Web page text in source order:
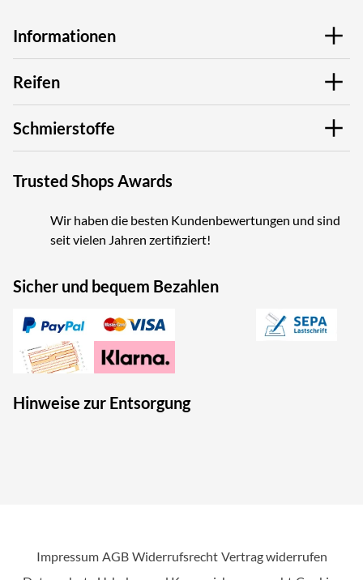
Informationen
Reifen
Schmierstoffe
Trusted Shops Awards
Wir haben die besten Kundenbewertungen und sind
seit vielen Jahren zertifiziert!
Sicher und bequem Bezahlen
Hinweise zur Entsorgung
Impressum AGB Widerrufsrecht Vertrag widerrufen